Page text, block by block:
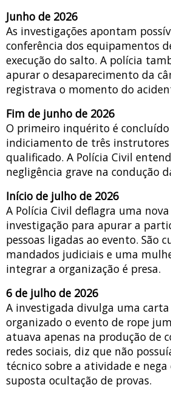
Junho de 2026
As investigações apontam
conferência dos equipamentos
execução do salto. A polícia
apurar o desaparecimento da
registrava o momento do
Fim de junho de 2026
O primeiro inquérito é
indiciamento de três
qualificado. A Polícia Civil
negligência grave na condução
Início de julho de 2026
A Polícia Civil deflagra uma
investigação para apurar a
pessoas ligadas ao evento. São
mandados judiciais e uma
integrar a organização é presa.
6 de julho de 2026
A investigada divulga uma
organizado o evento de rope
atuava apenas na produção de
redes sociais, diz que não
técnico sobre a atividade e
suposta ocultação de provas.